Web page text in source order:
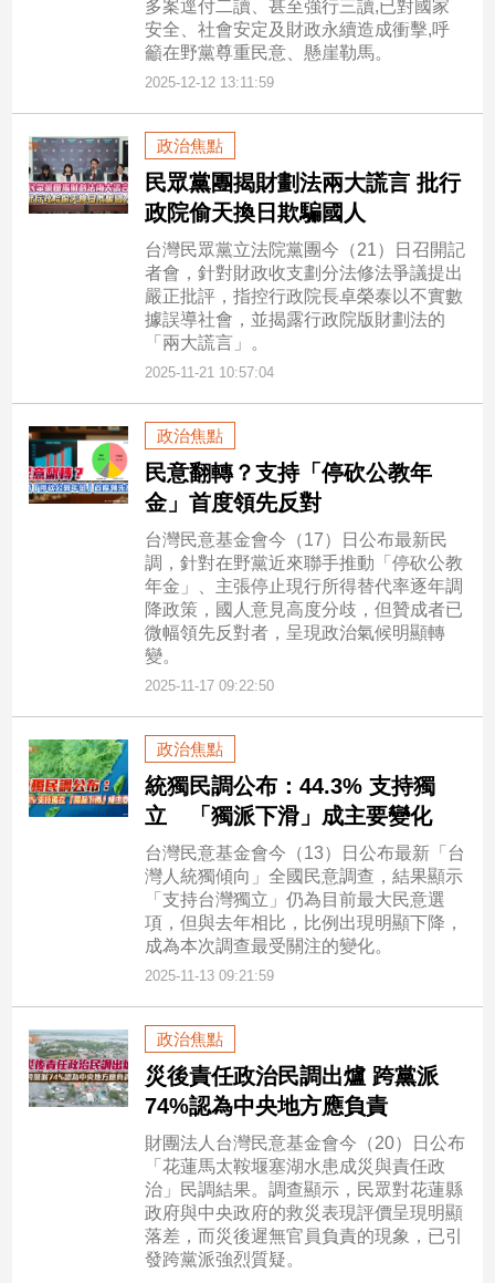
多案逕付二讀、甚至強行三讀,已對國家
安全、社會安定及財政永續造成衝擊,呼
籲在野黨尊重民意、懸崖勒馬。
2025-12-12 13:11:59
政治焦點
民眾黨團揭財劃法兩大謊言 批行
政院偷天換日欺騙國人
台灣民眾黨立法院黨團今（21）日召開記
者會，針對財政收支劃分法修法爭議提出
嚴正批評，指控行政院長卓榮泰以不實數
據誤導社會，並揭露行政院版財劃法的
「兩大謊言」。
2025-11-21 10:57:04
政治焦點
民意翻轉？支持「停砍公教年
金」首度領先反對
台灣民意基金會今（17）日公布最新民
調，針對在野黨近來聯手推動「停砍公教
年金」、主張停止現行所得替代率逐年調
降政策，國人意見高度分歧，但贊成者已
微幅領先反對者，呈現政治氣候明顯轉
變。
2025-11-17 09:22:50
政治焦點
統獨民調公布：44.3% 支持獨
立 「獨派下滑」成主要變化
台灣民意基金會今（13）日公布最新「台
灣人統獨傾向」全國民意調查，結果顯示
「支持台灣獨立」仍為目前最大民意選
項，但與去年相比，比例出現明顯下降，
成為本次調查最受關注的變化。
2025-11-13 09:21:59
政治焦點
災後責任政治民調出爐 跨黨派
74%認為中央地方應負責
財團法人台灣民意基金會今（20）日公布
「花蓮馬太鞍堰塞湖水患成災與責任政
治」民調結果。調查顯示，民眾對花蓮縣
政府與中央政府的救災表現評價呈現明顯
落差，而災後遲無官員負責的現象，已引
發跨黨派強烈質疑。